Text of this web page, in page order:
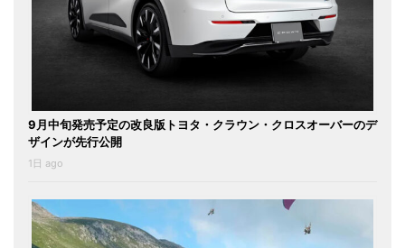
9月中旬発売予定の改良版トヨタ・クラウン・クロスオーバーのデ
ザインが先行公開
1日 ago